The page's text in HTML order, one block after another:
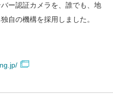
ー認証カメラを、誰でも、地
自の機構を採用しました。